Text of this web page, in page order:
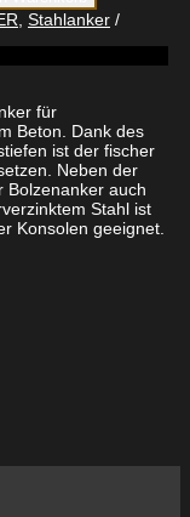
Stahlanker
für
Beton. Dank des
ist der fischer
Neben der
Bolzenanker auch
Stahl ist
Konsolen geeignet.